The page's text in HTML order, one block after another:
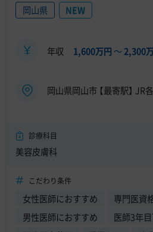
岡山県 NEW
年収 1,600万円 〜2,300
岡山県岡山市 【最寄駅】
診療科目
美容皮膚科
こだわり条件
女性医師におすすめ 専門医資
男性医師におすすめ
医師3年